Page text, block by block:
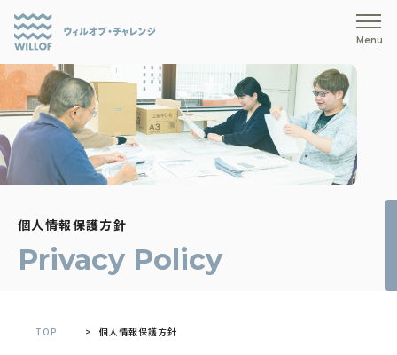
Menu
個人情報保護方針
Privacy Policy
TOP 個人情報保護方針